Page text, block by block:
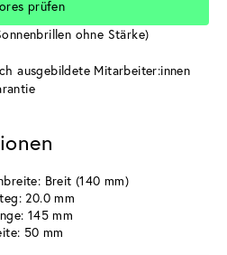
prüfen
ohne Stärke)
ausgebildete Mitarbeiter:innen
Breit (140 mm)
20.0 mm
145 mm
50 mm